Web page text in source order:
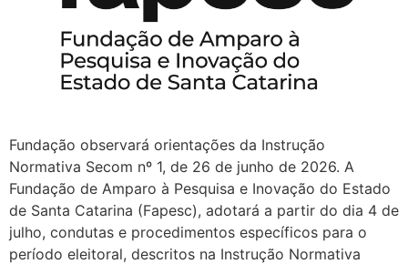
Fundação observará orientações da Instrução
Normativa Secom nº 1, de 26 de junho de 2026. A
Fundação de Amparo à Pesquisa e Inovação do Estado
de Santa Catarina (Fapesc), adotará a partir do dia 4 de
julho, condutas e procedimentos específicos para o
período eleitoral, descritos na Instrução Normativa